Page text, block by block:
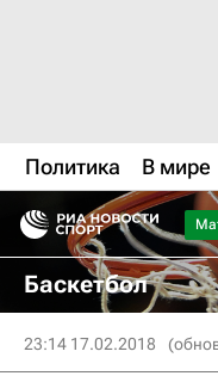
Политика В мире
Баскетбол
23:14 17.02.2018